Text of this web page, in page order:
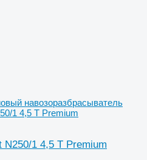
навозоразбрасыватель
1 4,5 T Premium
1 4,5 T Premium